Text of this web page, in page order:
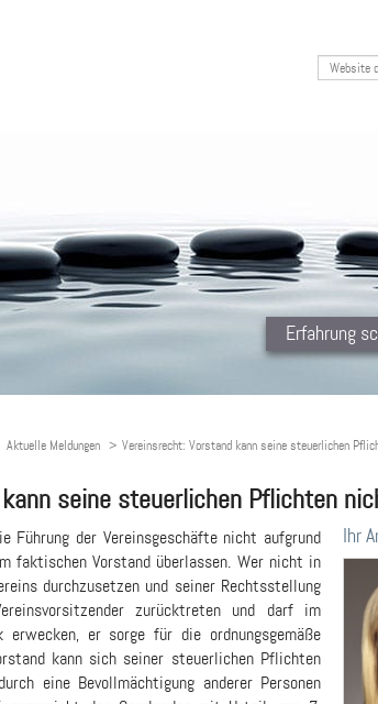
Erfahrung
Aktuelle Meldungen Vereinsrecht: Vorstand kann seine steuerlichen
seine steuerlichen Pflichten
Ihr
Führung der Vereinsgeschäfte nicht aufgrund
faktischen Vorstand überlassen. Wer nicht in
durchzusetzen und seiner Rechtsstellung
zurücktreten und darf im
erwecken, er sorge für die ordnungsgemäße
kann sich seiner steuerlichen Pflichten
eine Bevollmächtigung anderer Personen